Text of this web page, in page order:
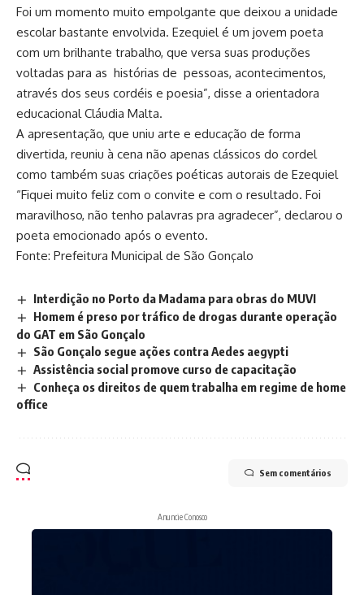
Foi um momento muito empolgante que deixou a unidade
escolar bastante envolvida. Ezequiel é um jovem poeta
com um brilhante trabalho, que versa suas produções
voltadas para as histórias de pessoas, acontecimentos,
através dos seus cordéis e poesia”, disse a orientadora
educacional Cláudia Malta.
A apresentação, que uniu arte e educação de forma
divertida, reuniu à cena não apenas clássicos do cordel
como também suas criações poéticas autorais de Ezequiel
“Fiquei muito feliz com o convite e com o resultado. Foi
maravilhoso, não tenho palavras pra agradecer”, declarou o
poeta emocionado após o evento.
Fonte: Prefeitura Municipal de São Gonçalo
Interdição no Porto da Madama para obras do MUVI
Homem é preso por tráfico de drogas durante operação
do GAT em São Gonçalo
São Gonçalo segue ações contra Aedes aegypti
Assistência social promove curso de capacitação
Conheça os direitos de quem trabalha em regime de home
office
Sem comentários
Anuncie Conosco